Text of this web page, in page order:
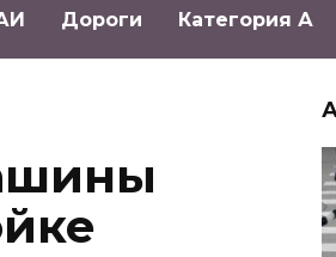
Дороги Категория А